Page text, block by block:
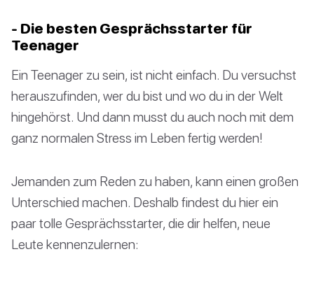
- Die besten Gesprächsstarter für
Teenager
Ein Teenager zu sein, ist nicht einfach. Du versuchst
herauszufinden, wer du bist und wo du in der Welt
hingehörst. Und dann musst du auch noch mit dem
ganz normalen Stress im Leben fertig werden!
Jemanden zum Reden zu haben, kann einen großen
Unterschied machen. Deshalb findest du hier ein
paar tolle Gesprächsstarter, die dir helfen, neue
Leute kennenzulernen: